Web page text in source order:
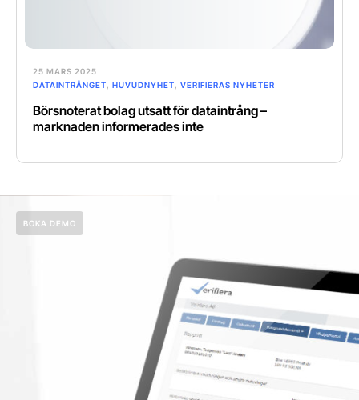
25 MARS 2025
DATAINTRÅNGET
HUVUDNYHET VERIFIERAS NYHETER
Börsnoterat bolag utsatt för dataintrång –
marknaden informerades inte
BOKA DEMO